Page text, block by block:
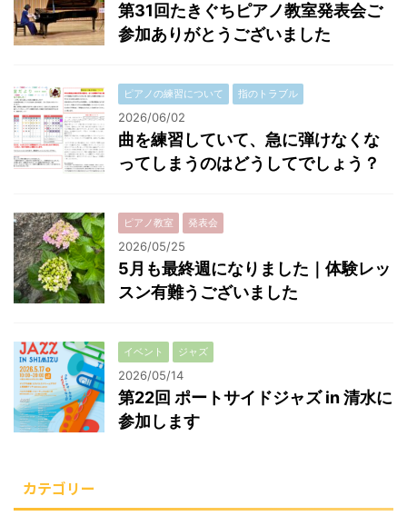
第31回たきぐちピアノ教室発表会ご
参加ありがとうございました
ピアノの練習について 指のトラブル
2026/06/02
曲を練習していて、急に弾けなくな
ってしまうのはどうしてでしょう？
ピアノ教室 発表会
2026/05/25
5月も最終週になりました｜体験レッ
スン有難うございました
イベント ジャズ
2026/05/14
第22回 ポートサイドジャズ in 清水に
参加します
カテゴリー